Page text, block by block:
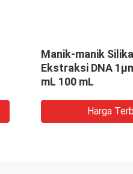
Manik-manik
Ekstraksi DNA
mL 100 mL
Harga